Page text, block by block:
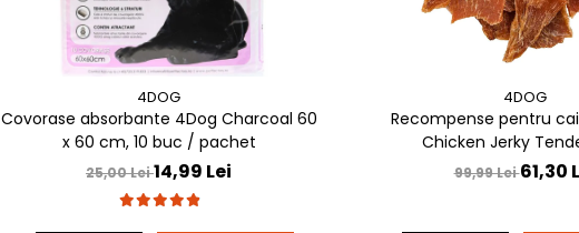
4DOG
Covorase absorbante 4Dog Charcoal 60
x 60 cm, 10 buc / pachet
25,00 Lei14,99 Lei
4DOG
Recompense pentru
Chicken Jerky
99,99 Lei61,30